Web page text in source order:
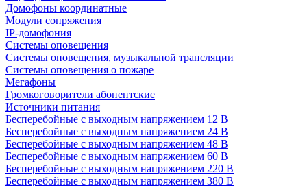
Домофоны координатные
Модули сопряжения
IP-домофония
Системы оповещения
Системы оповещения, музыкальной трансляции
Системы оповещения о пожаре
Мегафоны
Громкоговорители абонентские
Источники питания
Бесперебойные с выходным напряжением 12 В
Бесперебойные с выходным напряжением 24 В
Бесперебойные с выходным напряжением 48 В
Бесперебойные с выходным напряжением 60 В
Бесперебойные с выходным напряжением 220 В
Бесперебойные с выходным напряжением 380 В